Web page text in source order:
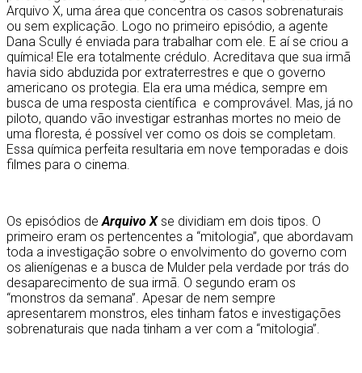
Arquivo X, uma área que concentra os casos sobrenaturais
ou sem explicação. Logo no primeiro episódio, a agente
Dana Scully é enviada para trabalhar com ele. E aí se criou a
química! Ele era totalmente crédulo. Acreditava que sua irmã
havia sido abduzida por extraterrestres e que o governo
americano os protegia. Ela era uma médica, sempre em
busca de uma resposta científica e comprovável. Mas, já no
piloto, quando vão investigar estranhas mortes no meio de
uma floresta, é possível ver como os dois se completam.
Essa química perfeita resultaria em nove temporadas e dois
filmes para o cinema.
Os episódios de Arquivo Xse dividiam em dois tipos. O
primeiro eram os pertencentes a “mitologia”, que abordavam
toda a investigação sobre o envolvimento do governo com
os alienígenas e a busca de Mulder pela verdade por trás do
desaparecimento de sua irmã. O segundo eram os
“monstros da semana”. Apesar de nem sempre
apresentarem monstros, eles tinham fatos e investigações
sobrenaturais que nada tinham a ver com a “mitologia”.